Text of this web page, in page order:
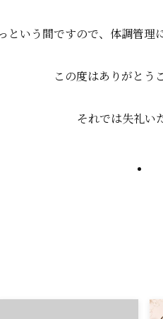
という間ですので、体調管理
この度はありがとう
それでは失礼い